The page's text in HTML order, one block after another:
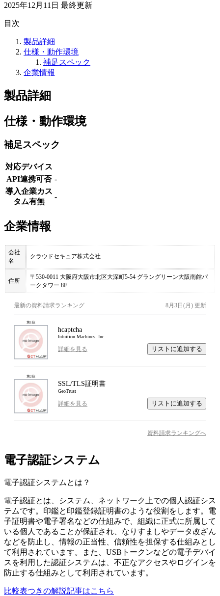
2025年12月11日 最終更新
目次
製品詳細
仕様・動作環境
補足スペック
企業情報
製品詳細
仕様・動作環境
補足スペック
対応デバイス
API連携可否 -
導入企業カス
タム有無
-
企業情報
会社
名
クラウドセキュア株式会社
住所
〒530-0011 大阪府大阪市北区大深町5-54 グラングリーン大阪南館パ
ークタワー 8F
最新の資料請求ランキング 8月3日(月) 更新
第1位
hcaptcha
Intuition Machines, Inc.
詳細を見る リストに追加する
第2位
SSL/TLS証明書
GeoTrust
詳細を見る リストに追加する
資料請求ランキングへ
電子認証システム
電子認証システム とは？
電子認証とは、システム、ネットワーク上での個人認証シス
テムです。印鑑と印鑑登録証明書のような役割をします。電
子証明書や電子署名などの仕組みで、組織に正式に所属して
いる個人であることが保証され、なりすましやデータ改ざん
などを防止し、情報の正当性、信頼性を担保する仕組みとし
て利用されています。また、USBトークンなどの電子デバイ
スを利用した認証システムは、不正なアクセスやログインを
防止する仕組みとして利用されています。
比較表つきの解説記事はこちら